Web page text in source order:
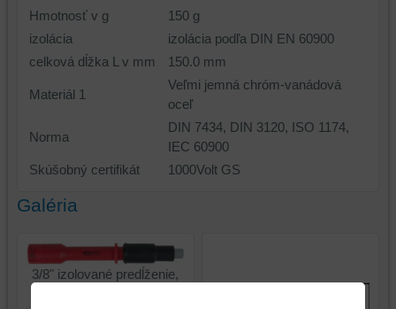
Hmotnosť v g
150 g
izolácia
izolácia podľa DIN EN 60900
celková dĺžka L v mm
150.0 mm
Materiál 1
Veľmi jemná chróm-vanádová
oceľ
Norma
DIN 7434, DIN 3120, ISO 1174,
IEC 60900
Skúšobný certifikát
1000Volt GS
Galéria
3/8" izolované predĺženie,